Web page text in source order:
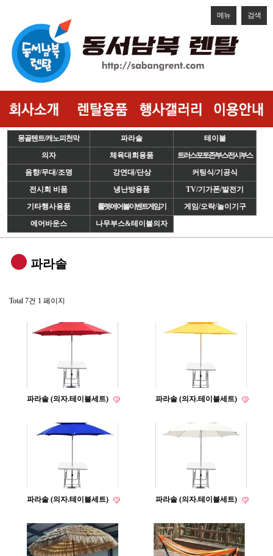
메뉴 검색
몽골텐트/캐노피천막 파라솔
테이블
의자
체육대회용품
트러스/포토존/부스/전시부스
음향/무대/조명
강연대/단상
커팅식/기공식
전시회 비품
냉난방용품
TV/기가폰/발전기
기타행사용품
룰렛/에어볼/이벤트게임기
게임/오락/놀이기구
에어바운스
나무부스&테이블의자
파라솔
Total 7건 1 페이지
파라솔 (의자.테이블세트) 파라솔 (의자.테이블세트)
파라솔 (의자.테이블세트) 파라솔 (의자.테이블세트)